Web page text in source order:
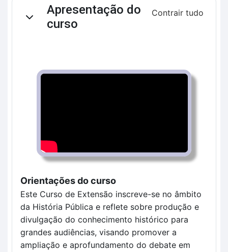
Contrair
Apresentação do
curso
Contrair tudo
Orientações do curso
Este Curso de Extensão inscreve-se no âmbito
da História Pública e reflete sobre produção e
divulgação do conhecimento histórico para
grandes audiências, visando promover a
ampliação e aprofundamento do debate em